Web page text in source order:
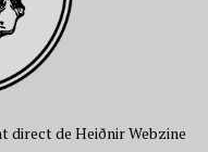
direct de Heiðnir Webzine